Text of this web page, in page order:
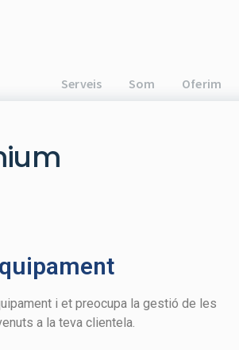
Serveis Som Oferim
i et preocupa la gestió de les
a la teva clientela.